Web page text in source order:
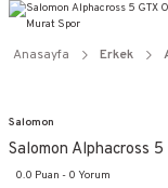
Anasayfa Erkek
Salomon
Salomon Alphacross
0.0 Puan - 0 Yorum